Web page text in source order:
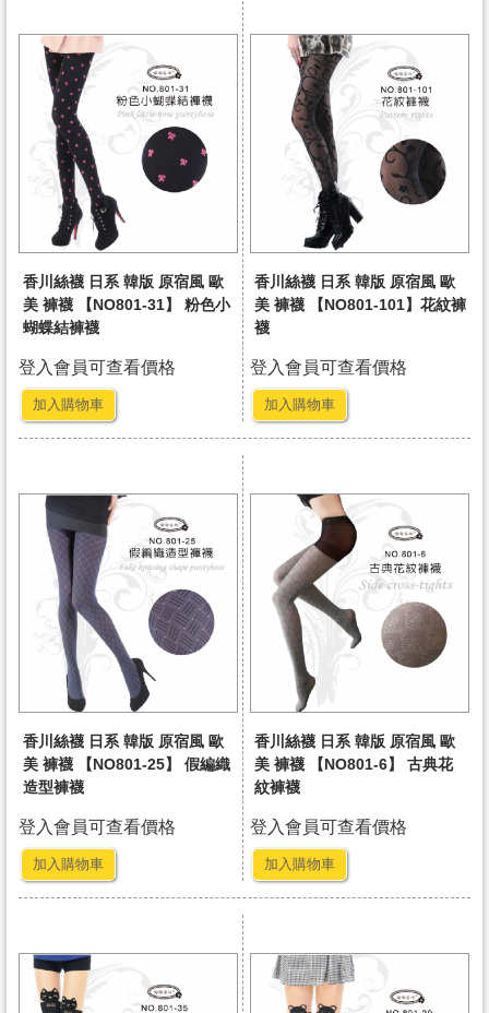
香川絲襪 日系 韓版 原宿風 歐
美 褲襪 【NO801-31】 粉色小
蝴蝶結褲襪
登入會員可查看價格
加入購物車
香川絲襪 日系 韓版 原宿風 歐
美 褲襪 【NO801-101】花紋褲
襪
登入會員可查看價格
加入購物車
香川絲襪 日系 韓版 原宿風 歐
美 褲襪 【NO801-25】 假編織
造型褲襪
登入會員可查看價格
加入購物車
香川絲襪 日系 韓版 原宿風 歐
美 褲襪 【NO801-6】 古典花
紋褲襪
登入會員可查看價格
加入購物車